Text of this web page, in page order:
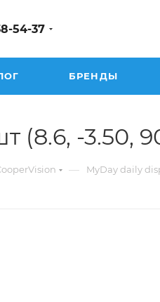
54-37
БРЕНДЫ
(8.6, -3.50,
— MyDay daily